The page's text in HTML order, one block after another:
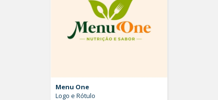
Menu One
Logo e Rótulo